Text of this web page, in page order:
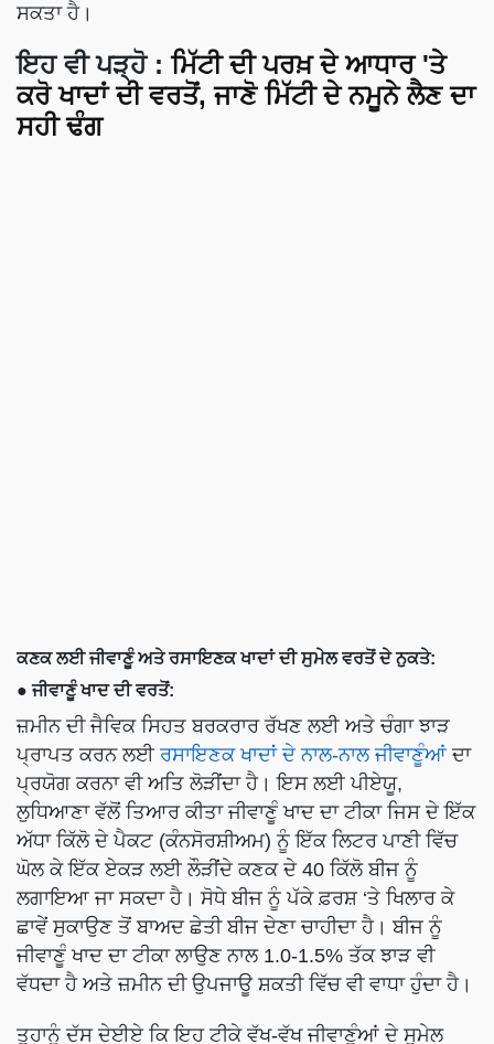
ਸਕਤਾ ਹੈ।
ਇਹ ਵੀ ਪੜ੍ਹੋ :ਮਿੱਟੀ ਦੀ ਪਰਖ਼ ਦੇ ਆਧਾਰ 'ਤੇ
ਕਰੋ ਖਾਦਾਂ ਦੀ ਵਰਤੋਂ, ਜਾਣੋ ਮਿੱਟੀ ਦੇ ਨਮੂਨੇ ਲੈਣ ਦਾ
ਸਹੀ ਢੰਗ
ਕਣਕ ਲਈ ਜੀਵਾਣੂੰ ਅਤੇ ਰਸਾਇਣਕ ਖਾਦਾਂ ਦੀ ਸੁਮੇਲ ਵਰਤੋਂ ਦੇ ਨੁਕਤੇ:
● ਜੀਵਾਣੂੰ ਖਾਦ ਦੀ ਵਰਤੋਂ:
ਜ਼ਮੀਨ ਦੀ ਜੈਵਿਕ ਸਿਹਤ ਬਰਕਰਾਰ ਰੱਖਣ ਲਈ ਅਤੇ ਚੰਗਾ ਝਾੜ
ਪ੍ਰਾਪਤ ਕਰਨ ਲਈ ਰਸਾਇਣਕ ਖਾਦਾਂ ਦੇ ਨਾਲ-ਨਾਲ ਜੀਵਾਣੂੰਆਂ ਦਾ
ਪ੍ਰਯੋਗ ਕਰਨਾ ਵੀ ਅਤਿ ਲੋੜੀਂਦਾ ਹੈ। ਇਸ ਲਈ ਪੀਏਯੂ,
ਲੁਧਿਆਣਾ ਵੱਲੋਂ ਤਿਆਰ ਕੀਤਾ ਜੀਵਾਣੂੰ ਖਾਦ ਦਾ ਟੀਕਾ ਜਿਸ ਦੇ ਇੱਕ
ਅੱਧਾ ਕਿੱਲੋ ਦੇ ਪੈਕਟ (ਕੰਨਸੋਰਸ਼ੀਅਮ) ਨੂੰ ਇੱਕ ਲਿਟਰ ਪਾਣੀ ਵਿੱਚ
ਘੋਲ ਕੇ ਇੱਕ ਏਕੜ ਲਈ ਲੌੜੀਂਦੇ ਕਣਕ ਦੇ 40 ਕਿੱਲੋ ਬੀਜ ਨੂੰ
ਲਗਾਇਆ ਜਾ ਸਕਦਾ ਹੈ। ਸੋਧੇ ਬੀਜ ਨੂੰ ਪੱਕੇ ਫ਼ਰਸ਼ ‘ਤੇ ਖਿਲਾਰ ਕੇ
ਛਾਵੇਂ ਸੁਕਾਉਣ ਤੋਂ ਬਾਅਦ ਛੇਤੀ ਬੀਜ ਦੇਣਾ ਚਾਹੀਦਾ ਹੈ। ਬੀਜ ਨੂੰ
ਜੀਵਾਣੂੰ ਖਾਦ ਦਾ ਟੀਕਾ ਲਾਉਣ ਨਾਲ 1.0-1.5% ਤੱਕ ਝਾੜ ਵੀ
ਵੱਧਦਾ ਹੈ ਅਤੇ ਜ਼ਮੀਨ ਦੀ ਉਪਜਾਊ ਸ਼ਕਤੀ ਵਿੱਚ ਵੀ ਵਾਧਾ ਹੁੰਦਾ ਹੈ।
ਤੁਹਾਨੂੰ ਦੱਸ ਦੇਈਏ ਕਿ ਇਹ ਟੀਕੇ ਵੱਖ-ਵੱਖ ਜੀਵਾਣੂੰਆਂ ਦੇ ਸੁਮੇਲ